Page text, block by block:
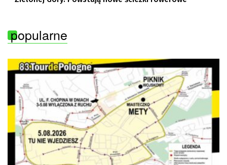
popularne